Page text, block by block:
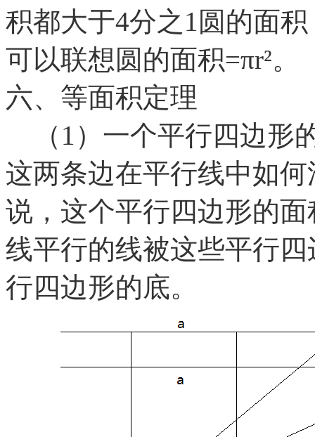
积都大于4分之1圆的面
可以联想圆的面积=πr²。
六、等面积定理
（1）一个平行四边形
这两条边在平行线中如
说，这个平行四边形的
线平行的线被这些平行
行四边形的底。